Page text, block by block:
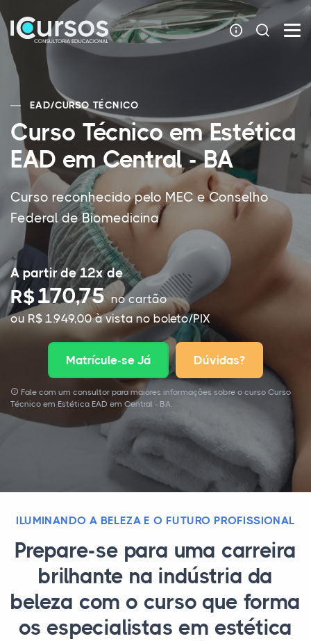
EAD/CURSO TÉCNICO
Curso Técnico em Estética
EAD em Central - BA
Curso reconhecido pelo MEC e Conselho
Federal de Biomedicina
A partir de 12x de
R$170,75no cartão
ou R$ 1.949,00 à vista no boleto/PIX
Matrícule-se Já Dúvidas?
Fale com um consultor para maiores informações sobre o curso Curso
Técnico em Estética EAD em Central - BA.
ILUMINANDO A BELEZA E O FUTURO PROFISSIONAL
Prepare-se para uma carreira
brilhante na indústria da
beleza com o curso que forma
os especialistas em estética